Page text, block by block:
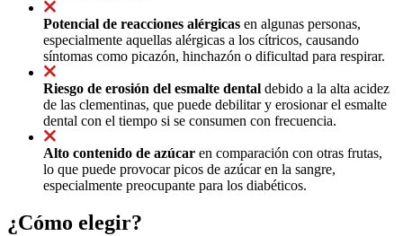
Potencial de reacciones alérgicas en algunas personas,
especialmente aquellas alérgicas a los cítricos, causando
síntomas como picazón, hinchazón o dificultad para respirar.
Riesgo de erosión del esmalte dental debido a la alta acidez
de las clementinas, que puede debilitar y erosionar el esmalte
dental con el tiempo si se consumen con frecuencia.
Alto contenido de azúcar en comparación con otras frutas,
lo que puede provocar picos de azúcar en la sangre,
especialmente preocupante para los diabéticos.
¿Cómo elegir?